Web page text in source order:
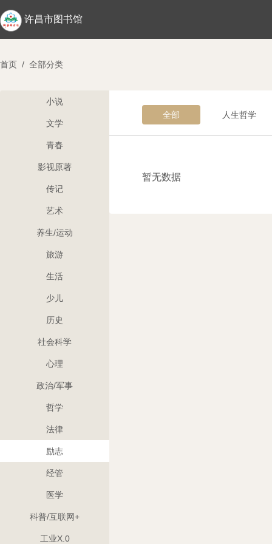
许昌市图书馆
首页 / 全部分类
小说
文学
青春
影视原著
传记
艺术
养生/运动
旅游
生活
少儿
历史
社会科学
心理
政治/军事
哲学
法律
励志
经管
医学
科普/互联网+
工业X.0
全部 人生哲学
暂无数据